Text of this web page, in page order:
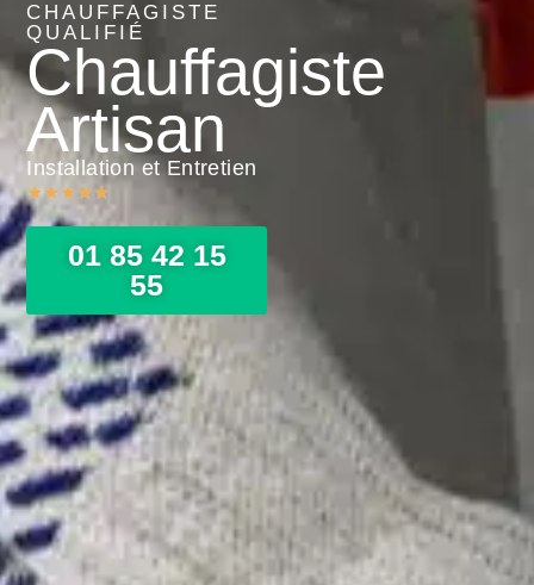
CHAUFFAGISTE
QUALIFIÉ
Chauffagiste
Artisan
Installation et Entretien
★★★★★
01 85 42 15
55